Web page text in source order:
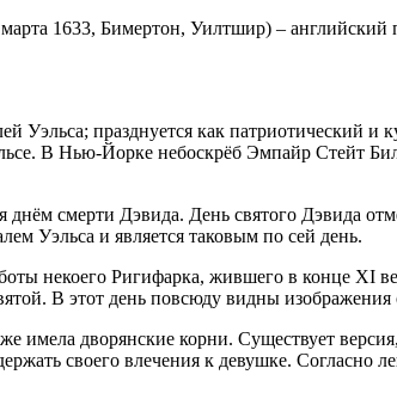
1633, Бимертон, Уилтшир) – английский
Уэльса; празднуется как патриотический и
В Нью-Йорке небоскрёб Эмпайр Стейт
смерти Дэвида. День святого Дэвида
Уэльса и является таковым по сей день.
некоего Ригифарка, жившего в конце XI
В этот день повсюду видны изображения
дворянские корни. Существует
своего влечения к девушке. Согласно